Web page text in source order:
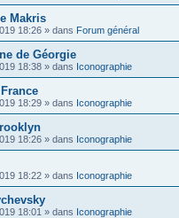
Makris
18:26 » dans Forum général
de Géorgie
18:38 » dans Iconographie
18:29 » dans Iconographie
18:26 » dans Iconographie
18:22 » dans Iconographie
18:01 » dans Iconographie